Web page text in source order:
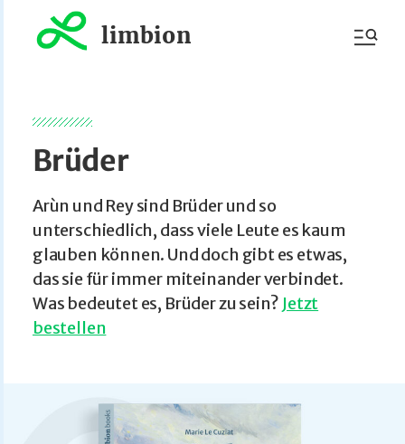
limbion
Brüder
Arùn und Rey sind Brüder und so
unterschiedlich, dass viele Leute es kaum
glauben können. Und doch gibt es etwas,
das sie für immer miteinander verbindet.
Was bedeutet es, Brüder zu sein? Jetzt
bestellen